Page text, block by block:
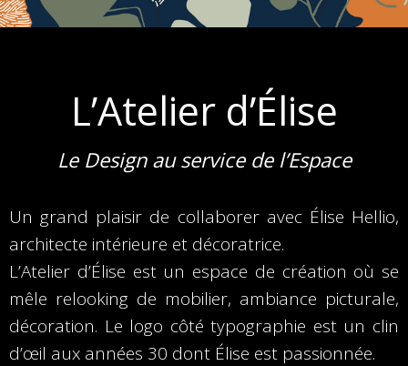
L’Atelier d’Élise
Le Design au service de l’Espace
Un grand plaisir de collaborer avec Élise Hellio,
architecte intérieure et décoratrice.
L’Atelier d’Élise est un espace de création où se
mêle relooking de mobilier, ambiance picturale,
décoration. Le logo côté typographie est un clin
d’œil aux années 30 dont Élise est passionnée.